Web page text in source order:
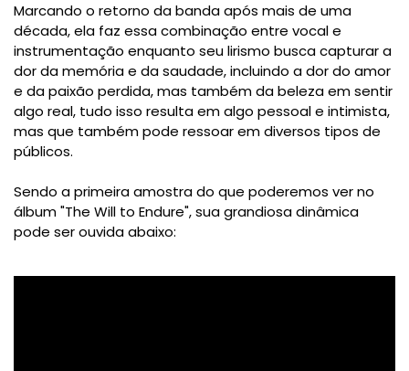
Marcando o retorno da banda após mais de uma
década, ela faz essa combinação entre vocal e
instrumentação enquanto seu lirismo busca capturar a
dor da memória e da saudade, incluindo a dor do amor
e da paixão perdida, mas também da beleza em sentir
algo real, tudo isso resulta em algo pessoal e intimista,
mas que também pode ressoar em diversos tipos de
públicos.
Sendo a primeira amostra do que poderemos ver no
álbum "The Will to Endure", sua grandiosa dinâmica
pode ser ouvida abaixo: